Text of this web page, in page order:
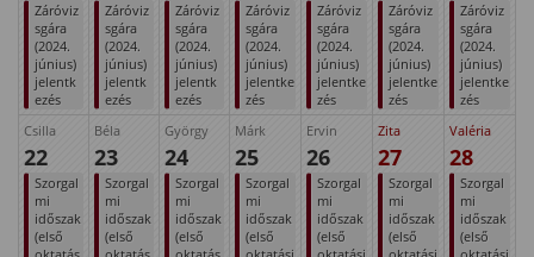
Záróviz
sgára
(2024.
június)
jelentk
ezés
Záróviz
sgára
(2024.
június)
jelentk
ezés
Záróviz
sgára
(2024.
június)
jelentk
ezés
Záróviz
sgára
(2024.
június)
jelentke
zés
Záróviz
sgára
(2024.
június)
jelentke
zés
Záróviz
sgára
(2024.
június)
jelentke
zés
Záróviz
sgára
(2024.
június)
jelentke
zés
Csilla
22
Szorgal
mi
időszak
(első
Béla
23
Szorgal
mi
időszak
(első
György
24
Szorgal
mi
időszak
(első
Márk
25
Szorgal
mi
időszak
(első
Ervin
26
Szorgal
mi
időszak
(első
Zita
27
Szorgal
mi
időszak
(első
Valéria
28
Szorgal
mi
időszak
(első